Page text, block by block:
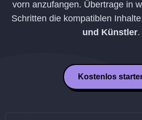
vorn anzufangen. Übertrage in
Schritten die kompatiblen
und Künstler.
Kostenlos